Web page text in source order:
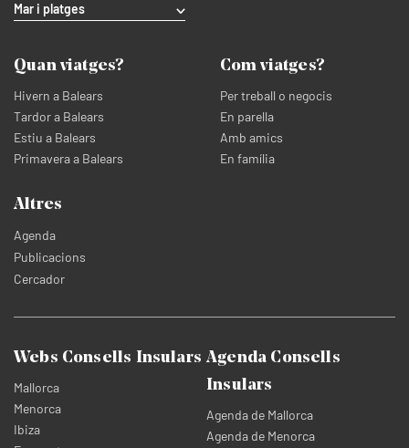
Mar i platges
Quan viatges?
Hivern a Balears
Tardor a Balears
Estiu a Balears
Primavera a Balears
Com viatges?
Per treball o negocis
En parella
Amb amics
En família
Altres
Agenda
Publicacions
Cercador
Webs Consells Insulars
Mallorca
Menorca
Ibiza
Agenda Consells
Insulars
Agenda de Mallorca
Agenda de Menorca